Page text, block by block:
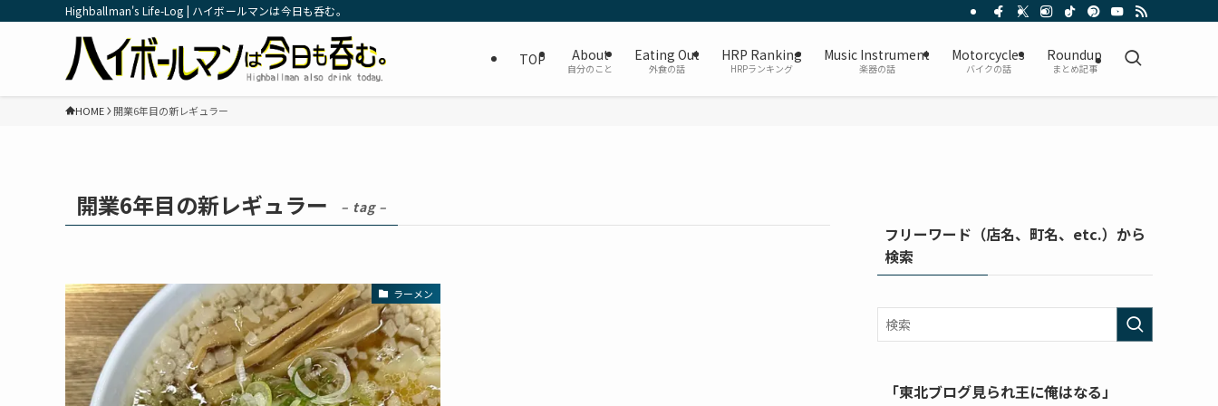
Highballman's Life-Log | ハイボールマンは今日も呑む。
TOP About
自分のこと
Eating Out
外食の話
HRP Ranking
HRPランキング
Music Instrument
楽器の話
Motorcycles
バイクの話
Roundup
まとめ記事
HOME 開業6年目の新レギュラー
開業6年目の新レギュラー – tag –
ラーメン
フリーワード（店名、町名、etc.）から
検索
「東北ブログ見られ王に俺はなる」